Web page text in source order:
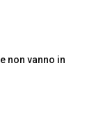
non vanno in